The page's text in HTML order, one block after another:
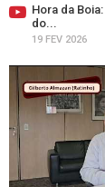
Hora da
do...
19 FEV 2026